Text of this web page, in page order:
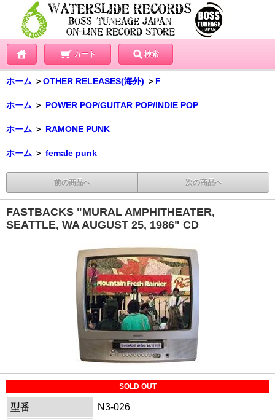
カート 検索
ホーム ＞OTHER RELEASES(海外) ＞ F
ホーム ＞ POWER POP/GUITAR POP/INDIE POP
ホーム ＞ RAMONE PUNK
ホーム ＞ female punk
前の商品へ 次の商品へ
FASTBACKS "MURAL AMPHITHEATER,
SEATTLE, WA AUGUST 25, 1986" CD
SOLD OUT
型番
N3-026